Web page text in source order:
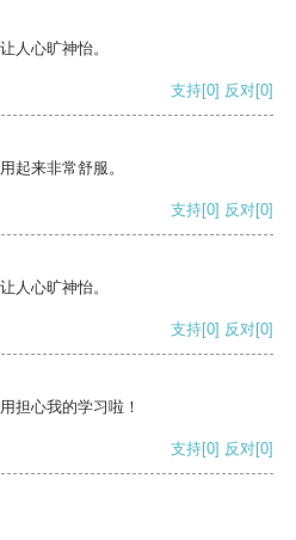
人心旷神怡。
支持[0] 反对[0]
起来非常舒服。
支持[0] 反对[0]
人心旷神怡。
支持[0] 反对[0]
担心我的学习啦！
支持[0] 反对[0]